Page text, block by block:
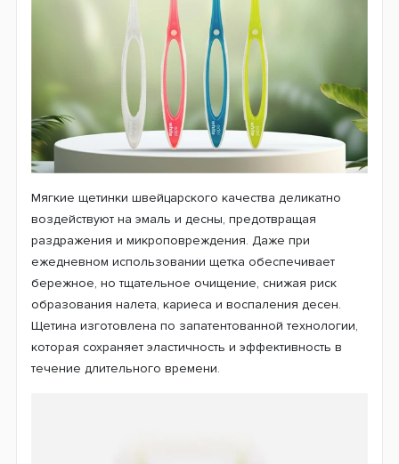
Мягкие щетинки швейцарского качества деликатно
воздействуют на эмаль и десны, предотвращая
раздражения и микроповреждения. Даже при
ежедневном использовании щетка обеспечивает
бережное, но тщательное очищение, снижая риск
образования налета, кариеса и воспаления десен.
Щетина изготовлена по запатентованной технологии,
которая сохраняет эластичность и эффективность в
течение длительного времени.